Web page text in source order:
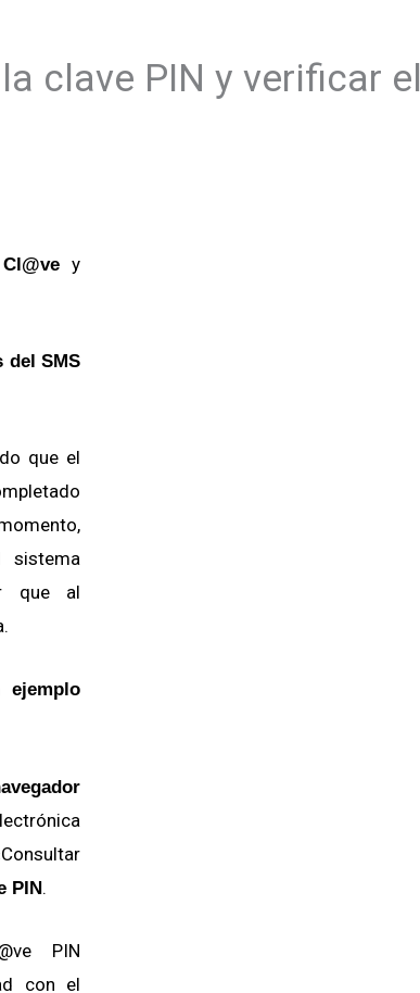
clave PIN y verificar el
y
SMS
que el
sistema
que al
PIN.
PIN
con el